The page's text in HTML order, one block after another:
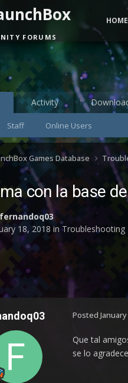
Staff Online Users
Activity
FORUMS
HOME
Games Database
con la base
fernandoq03
18, 2018 inTroubleshooting
Posted
Que tal
se lo